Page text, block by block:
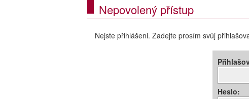
Nepovolený přístup
Nejste přihlášeni. Zadejte prosím svůj
Heslo: